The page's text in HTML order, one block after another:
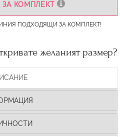
КОМПЛЕКТ
ПОДХОДЯЩИ ЗА КОМПЛЕКТ!
желаният размер?